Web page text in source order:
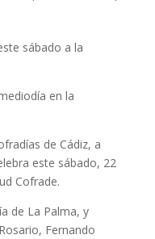
sábado a la
en la
de Cádiz, a
este sábado, 22
Cofrade.
de La Palma, y
Fernando